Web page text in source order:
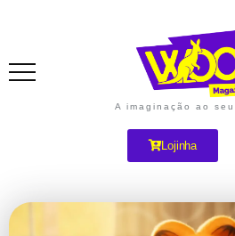
A imaginação ao
Lojinha